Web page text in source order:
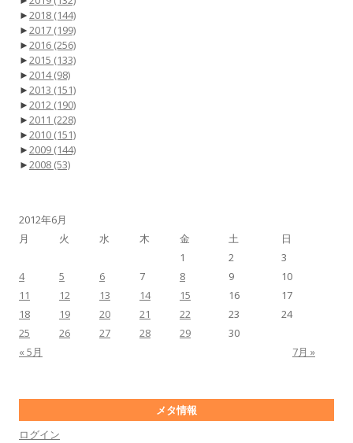
►2018 (144)
►2017 (199)
►2016 (256)
►2015 (133)
►2014(98)
►2013 (151)
►2012 (190)
►2011 (228)
►2010 (151)
►2009 (144)
►2008 (53)
2012年6月
月
火 水 木 金 土 日
« 5月 7月 »
1 2
3
4
5 6 7 8 9
10
11
12 13 14 15 16
17
18
19 20 21 22 23
24
25
26 27 28 29 30
メタ情報
ログイン